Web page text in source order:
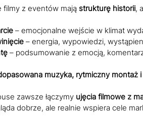
filmy z eventów mają strukturę historii,
– emocjonalne wejście w klimat
– energia, wypowiedzi,
– podsumowanie z emocją,
muzyka, rytmiczny montaż
zawsze łączymy ujęcia filmowe z
dobrze, ale realnie wspiera cele